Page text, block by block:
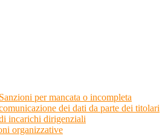
Sanzioni per mancata o incompleta
dei dati da parte dei titolari
incarichi dirigenziali
organizzative